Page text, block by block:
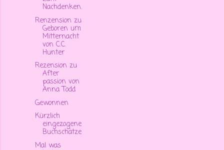
Nachdenken.
Renzension zu
Geboren um
Mitternacht
von C.C.
Hunter
Rezension zu
After
passion von
Anna Todd
Gewonnen
Kürzlich
eingezogene
Buchschätze
Mal was